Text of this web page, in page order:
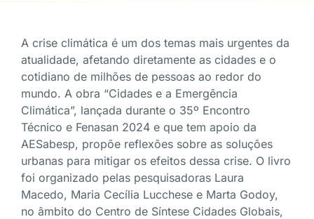
A crise climática é um dos temas mais urgentes da
atualidade, afetando diretamente as cidades e o
cotidiano de milhões de pessoas ao redor do
mundo. A obra “Cidades e a Emergência
Climática”, lançada durante o 35º Encontro
Técnico e Fenasan 2024 e que tem apoio da
AESabesp, propõe reflexões sobre as soluções
urbanas para mitigar os efeitos dessa crise. O livro
foi organizado pelas pesquisadoras Laura
Macedo, Maria Cecília Lucchese e Marta Godoy,
no âmbito do Centro de Síntese Cidades Globais,